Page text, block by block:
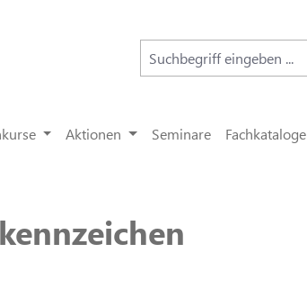
Aktionen Seminare Fachkataloge